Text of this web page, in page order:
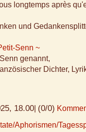
longtemps après
und
Senn ~
genannt,
Dichter,
18.00 (0/0)
Aphorismen/